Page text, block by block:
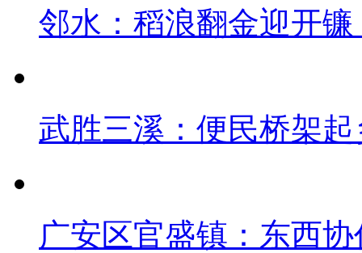
邻水：稻浪翻金迎开
武胜三溪：便民桥架
广安区官盛镇：东西